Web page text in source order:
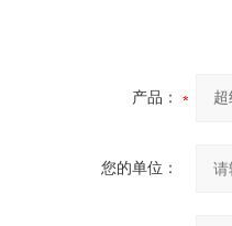
产品：
您的单位：